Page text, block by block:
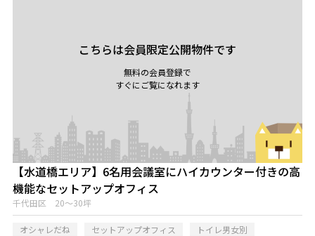
こちらは会員限定公開物件です
無料の会員登録で
すぐにご覧になれます
【水道橋エリア】6名用会議室にハイカウンター付きの高
機能なセットアップオフィス
千代田区 20～30坪
オシャレだね セットアップオフィス
トイレ男女別